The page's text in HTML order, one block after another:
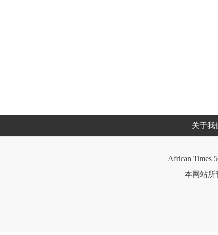
关于我
African Times
本网站所